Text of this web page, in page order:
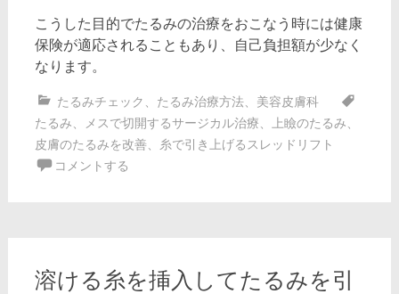
こうした目的でたるみの治療をおこなう時には健康
保険が適応されることもあり、自己負担額が少なく
なります。
たるみチェック 、 たるみ治療方法、 美容皮膚科
たるみ、 メスで切開するサージカル治療、 上瞼のたるみ、
皮膚のたるみを改善、
糸で引き上げるスレッドリフト
コメントする
溶ける糸を挿入してたるみを引